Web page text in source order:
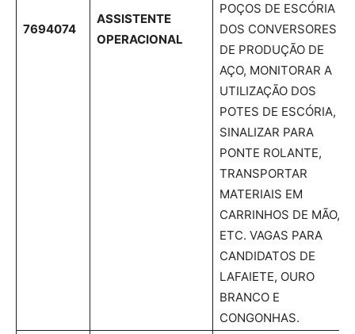
7694074
ASSISTENTE
OPERACIONAL
POÇOS DE ESCÓRIA
DOS CONVERSORES
DE PRODUÇÃO DE
AÇO, MONITORAR A
UTILIZAÇÃO DOS
POTES DE ESCÓRIA,
SINALIZAR PARA
PONTE ROLANTE,
TRANSPORTAR
MATERIAIS EM
CARRINHOS DE MÃO,
ETC. VAGAS PARA
CANDIDATOS DE
LAFAIETE, OURO
BRANCO E
CONGONHAS.